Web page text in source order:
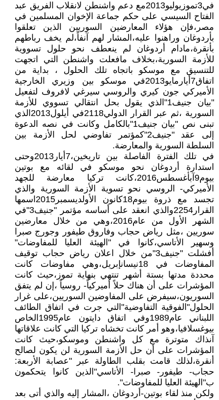
في3تموزيوليو2013مع دعم واشنطن لانقلاب الفريق عبد
الفتاح السيسي على حكم جماعة الإخوان المسلمين في
مصر،فإن هؤلاء المعارضين السوريين الذين تعلقوا
بأردوغان وراهنوا عليه،المشار لهم آنفاً،لم يخف رباطهم
بأنقرة،مادام أردوغان لم ينعطف نحو حلول تسووية
للأزمة السورية،بخلاف مافعلت واشنطن التي اتجهت
للتنسيق مع موسكو باتجاه تلك الحلول ، بداية من
اتفاق7أيارمايو2013في موسكو بين وزيري الخارجية
الأميركي جون كيري والروسي سيرغي لافروف لتفعيل
"بيان جنيف1"الذي يقول بحل انتقالي تسووي للأزمة
السورية ،ثم عبر القرار الدولي2118في أيلول2013الذي
تبنى نص "بيان جنيف1"بالكامل وكانت في نصه الدعوة
إلى عقد "جنيف2"كمؤتمر تفاوضي لحل الأزمة بين
السلطة السورية والمعارضة.
في تلك الفترة الفاصلة بين تاريخين،7أيار2013وحتى
استدارة أردوغان نحو موسكو في لقائه مع بوتين
بيوم9آبأغسطس2016،كانت تركيا معارضة للجهد
الأميركي- الروسي نحو تسوية الأزمة السورية والذي
تجسد مع ذروة بيوم18كانون الأولديسمبر2015اسمها
القرار2254والذي انعقد على أساسه مؤتمر "جنيف3"في
الشهر الأول من عام2016،وهي من خلال معارضين
سوريين ،مثل رياض حجاب وفاروق طيفور وجورج صبرا
وسهير الأتاسي،كانوا في "الهيئة العليا للمفاوضات"
أفشلت "جنيف3"من خلال اعلان رياض حجاب توقيف
المفاوضات في 18نيسانإبريل،وهي مفاوضات كانت
محددة مدتها بستة أشهر تنتهي بنهاية تموز،حيث كانت
المؤشرات على أن هناك حلاً أميركياً- روسياً ،إن لم يتفق
السوريون،سيفرض على المفاوضين السوريين،على غرار
الحلول"الفوقية التفاوضية"التي جرت في اتفاق الطائف
اللبناني عام1989وفي اتفاق دايتون عام1995الخاص
بيوغسلافيا،وهو أمر كانت تخشاه تركيا التي كانت علاقاتها
آنذاك متوترة مع كل واشنطن وموسكو،حيث كانت
المؤشرات على أن حل الأزمة السورية لن يكون لصالح
أنقرة،لذلك قامت بقلب الطاولة عبر "عصابة الأربعة:
حجاب- طيفور- صبرا- الأتاسي"الذين كانوا يتحكمون
ب"الهيئة العليا للمفاوضات".
ولكن منذ لقاء بوتين-أردوغان ،المشار إليه والذي أتى بعد